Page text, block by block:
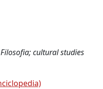
cultural studies